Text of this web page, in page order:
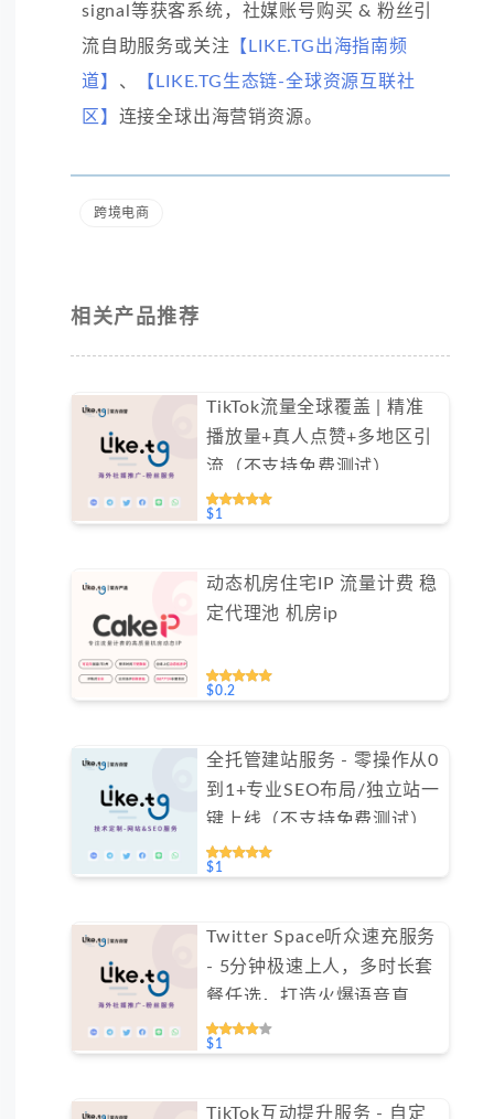
signal等获客系统，社媒账号购买 & 粉丝引
流自助服务或关注 【LIKE.TG出海指南频
道】 、
【LIKE.TG生态链-全球资源互联社
区】 连接全球出海营销资源。
跨境电商
相关产品推荐
TikTok流量全球覆盖 | 精准
播放量+真人点赞+多地区引
流（不支持免费测试）
$1
动态机房住宅IP 流量计费 稳
定代理池 机房ip
$0.2
全托管建站服务 - 零操作从0
到1+专业SEO布局/独立站一
键上线（不支持免费测试）
$1
Twitter Space听众速充服务
- 5分钟极速上人，多时长套
餐任选，打造火爆语音直播
间（不支持免费测试）
$1
TikTok互动提升服务 - 自定